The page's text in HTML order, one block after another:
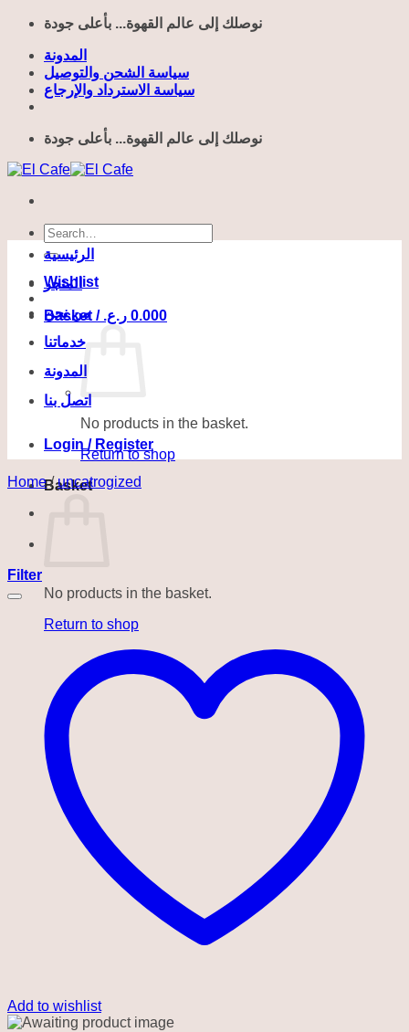
Skip
content
نوصلك إلى عالم القهوة... بأعلى جودة
المدونة
سياسة الشحن والتوصيل
سياسة الاسترداد والإرجاع
نوصلك إلى عالم القهوة... بأعلى جودة
Search
for:
Wishlist
Basket / 0.000 ر.ع.
No products in the basket.
Return to shop
Basket
No products in the basket.
Return to shop
الرئيسية
المتجر
من نحن
خدماتنا
المدونة
اتصل بنا
Login / Register
Home / uncatrogized
Filter
Add to wishlist